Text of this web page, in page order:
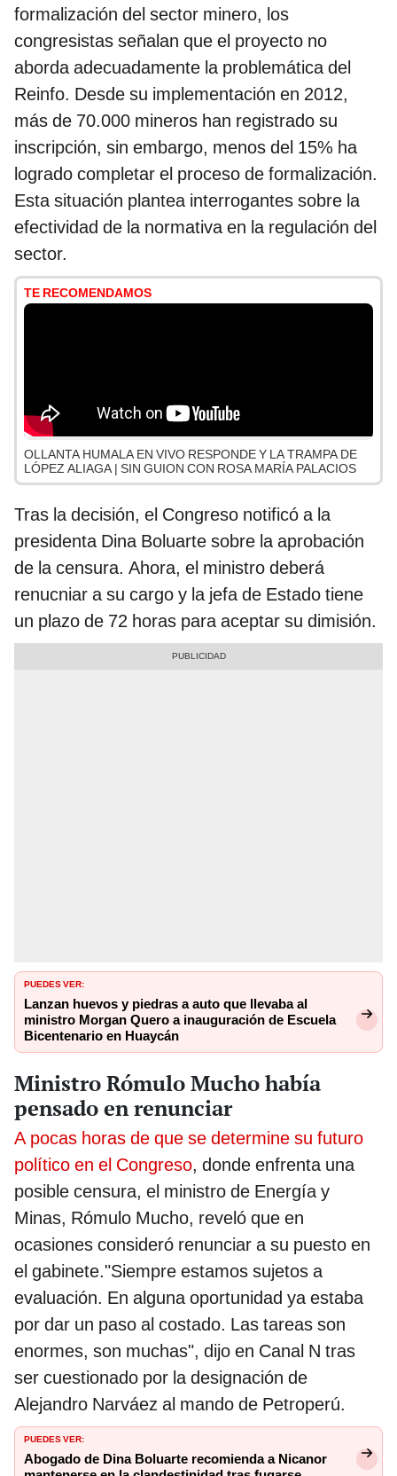
formalización del sector minero, los
congresistas señalan que el proyecto no
aborda adecuadamente la problemática del
Reinfo. Desde su implementación en 2012,
más de 70.000 mineros han registrado su
inscripción, sin embargo, menos del 15% ha
logrado completar el proceso de formalización.
Esta situación plantea interrogantes sobre la
efectividad de la normativa en la regulación del
sector.
TE RECOMENDAMOS
OLLANTA HUMALA EN VIVO RESPONDE Y LA TRAMPA DE
LÓPEZ ALIAGA | SIN GUION CON ROSA MARÍA PALACIOS
Tras la decisión, el Congreso notificó a la
presidenta Dina Boluarte sobre la aprobación
de la censura. Ahora, el ministro deberá
renucniar a su cargo y la jefa de Estado tiene
un plazo de 72 horas para aceptar su dimisión.
PUEDES VER:
Lanzan huevos y piedras a auto que llevaba al
ministro Morgan Quero a inauguración de Escuela
Bicentenario en Huaycán
Ministro Rómulo Mucho había
pensado en renunciar
A pocas horas de que se determine su futuro
político en el Congreso, donde enfrenta una
posible censura, el ministro de Energía y
Minas, Rómulo Mucho, reveló que en
ocasiones consideró renunciar a su puesto en
el gabinete."Siempre estamos sujetos a
evaluación. En alguna oportunidad ya estaba
por dar un paso al costado. Las tareas son
enormes, son muchas", dijo en Canal N tras
ser cuestionado por la designación de
Alejandro Narváez al mando de Petroperú.
PUEDES VER:
Abogado de Dina Boluarte recomienda a Nicanor